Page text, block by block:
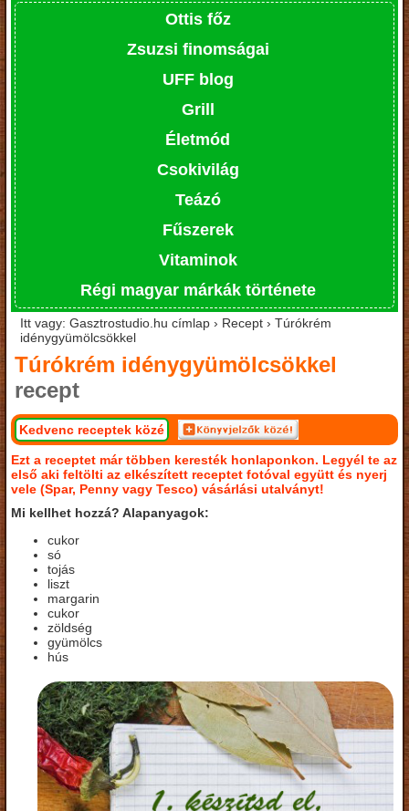
Ottis főz
Zsuzsi finomságai
UFF blog
Grill
Életmód
Csokivilág
Teázó
Fűszerek
Vitaminok
Régi magyar márkák története
Itt vagy: Gasztrostudio.hu címlap › Recept › Túrókrém
idénygyümölcsökkel
Túrókrém idénygyümölcsökkel
recept
Kedvenc receptek közé
Ezt a receptet már többen keresték honlaponkon. Legyél te az
első aki feltölti az elkészített receptet fotóval együtt és nyerj
vele (Spar, Penny vagy Tesco) vásárlási utalványt!
Mi kellhet hozzá? Alapanyagok:
cukor
só
tojás
liszt
margarin
cukor
zöldség
gyümölcs
hús